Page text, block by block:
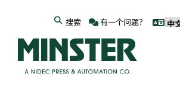
有一个问题？
搜索